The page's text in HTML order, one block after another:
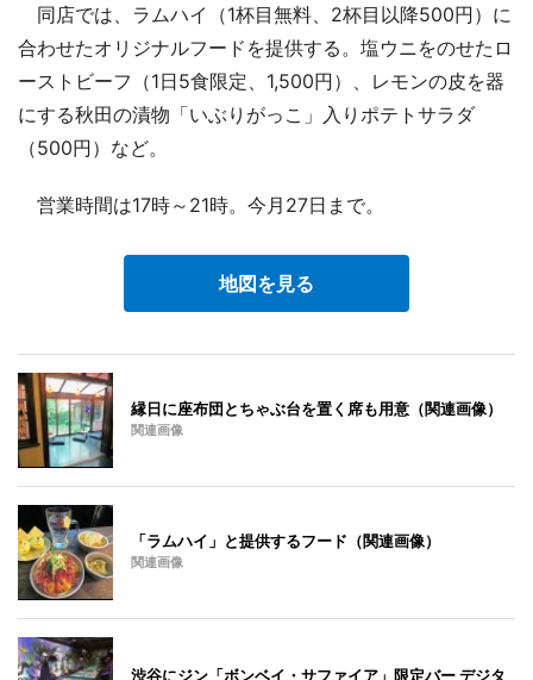
同店では、ラムハイ（1杯目無料、2杯目以降500円）に
合わせたオリジナルフードを提供する。塩ウニをのせたロ
ーストビーフ（1日5食限定、1,500円）、レモンの皮を器
にする秋田の漬物「いぶりがっこ」入りポテトサラダ
（500円）など。
営業時間は17時～21時。今月27日まで。
地図を見る
縁日に座布団とちゃぶ台を置く席も用意（関連画像）
関連画像
「ラムハイ」と提供するフード（関連画像）
関連画像
渋谷にジン「ボンベイ・サファイア」限定バー デジタ